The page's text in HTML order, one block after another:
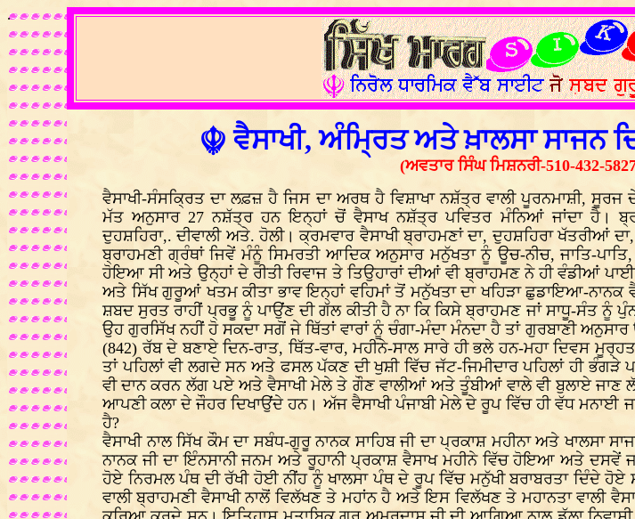
.
☬ ਵੈਸਾਖੀ, ਅੰਮ੍ਰਿਤ ਅਤੇ ਖ਼ਾਲਸਾ ਸਾਜਨ
(ਅਵਤਾਰ ਸਿੰਘ ਮਿਸ਼ਨਰੀ-510-432-
ਵੈਸਾਖੀ-ਸੰਸਕ੍ਰਿਤ ਦਾ ਲਫ਼ਜ਼ ਹੈ ਜਿਸ ਦਾ ਅਰਥ ਹੈ ਵਿਸ਼ਾਖਾ ਨਸ਼ੱਤ੍ਰ ਵਾਲੀ ਪੂਰਨਮਾਸ਼ੀ, ਸੂਰਜ
ਮੱਤ ਅਨੁਸਾਰ 27 ਨਸ਼ੱਤ੍ਰ ਹਨ ਇਨ੍ਹਾਂ ਚੋਂ ਵੈਸਾਖ ਨਸ਼ੱਤ੍ਰ ਪਵਿਤਰ ਮੰਨਿਆਂ ਜਾਂਦਾ ਹੈ।
ਦੁਹਸ਼ਹਿਰਾ,. ਦੀਵਾਲੀ ਅਤੇ. ਹੋਲੀ। ਕ੍ਰਮਵਾਰ ਵੈਸਾਖੀ ਬ੍ਰਾਹਮਣਾਂ ਦਾ, ਦੁਹਸ਼ਹਿਰਾ ਖੱਤਰੀਆਂ
ਬ੍ਰਾਹਮਣੀ ਗ੍ਰੰਥਾਂ ਜਿਵੇਂ ਮੰਨੂੰ ਸਿਮਰਤੀ ਆਦਿਕ ਅਨੁਸਾਰ ਮਨੁੱਖਤਾ ਨੂੰ ਊਚ-ਨੀਚ, ਜਾਤਿ-
ਹੋਇਆ ਸੀ ਅਤੇ ਉਨ੍ਹਾਂ ਦੇ ਰੀਤੀ ਰਿਵਾਜ ਤੇ ਤਿਉਹਾਰਾਂ ਦੀਆਂ ਵੀ ਬ੍ਰਾਹਮਣ ਨੇ ਹੀ ਵੰਡੀਆਂ
ਅਤੇ ਸਿੱਖ ਗੁਰੂਆਂ ਖਤਮ ਕੀਤਾ ਭਾਵ ਇਨ੍ਹਾਂ ਵਹਿਮਾਂ ਤੋਂ ਮਨੁੱਖਤਾ ਦਾ ਖਹਿੜਾ ਛੁਡਾਇਆ-ਨਾਨਕ
ਸ਼ਬਦ ਸੁਰਤ ਰਾਹੀਂ ਪ੍ਰਭੂ ਨੂੰ ਪਾਉਂਣ ਦੀ ਗੱਲ ਕੀਤੀ ਹੈ ਨਾ ਕਿ ਕਿਸੇ ਬ੍ਰਾਹਮਣ ਜਾਂ ਸਾਧੂ-ਸੰਤ ਨੂੰ
ਉਹ ਗੁਰਸਿੱਖ ਨਹੀਂ ਹੋ ਸਕਦਾ ਸਗੋਂ ਜੇ ਥਿੱਤਾਂ ਵਾਰਾਂ ਨੂੰ ਚੰਗਾ-ਮੰਦਾ ਮੰਨਦਾ ਹੈ ਤਾਂ ਗੁਰਬਾਣੀ
(842) ਰੱਬ ਦੇ ਬਣਾਏ ਦਿਨ-ਰਾਤ, ਥਿੱਤ-ਵਾਰ, ਮਹੀਨੇ-ਸਾਲ ਸਾਰੇ ਹੀ ਭਲੇ ਹਨ-ਮਹਾ ਦਿਵਸ
ਤਾਂ ਪਹਿਲਾਂ ਵੀ ਲਗਦੇ ਸਨ ਅਤੇ ਫਸਲ ਪੱਕਣ ਦੀ ਖੁਸ਼ੀ ਵਿੱਚ ਜੱਟ-ਜਿਮੀਦਾਰ ਪਹਿਲਾਂ ਹੀ
ਵੀ ਦਾਨ ਕਰਨ ਲੱਗ ਪਏ ਅਤੇ ਵੈਸਾਖੀ ਮੇਲੇ ਤੇ ਗੌਣ ਵਾਲੀਆਂ ਅਤੇ ਤੂੰਬੀਆਂ ਵਾਲੇ ਵੀ ਬੁਲਾਏ
ਆਪਣੀ ਕਲਾ ਦੇ ਜੌਹਰ ਦਿਖਾਉਂਦੇ ਹਨ। ਅੱਜ ਵੈਸਾਖੀ ਪੰਜਾਬੀ ਮੇਲੇ ਦੇ ਰੂਪ ਵਿੱਚ ਹੀ ਵੱਧ ਮਨਾਈ
ਹੈ?
ਵੈਸਾਖੀ ਨਾਲ ਸਿੱਖ ਕੌਮ ਦਾ ਸਬੰਧ-ਗੁਰੂ ਨਾਨਕ ਸਾਹਿਬ ਜੀ ਦਾ ਪ੍ਰਕਾਸ਼ ਮਹੀਨਾ ਅਤੇ ਖਾਲਸਾ
ਨਾਨਕ ਜੀ ਦਾ ਇੰਨਸਾਨੀ ਜਨਮ ਅਤੇ ਰੂਹਾਨੀ ਪ੍ਰਕਾਸ਼ ਵੈਸਾਖ ਮਹੀਨੇ ਵਿੱਚ ਹੋਇਆ ਅਤੇ
ਹੋਏ ਨਿਰਮਲ ਪੰਥ ਦੀ ਰੱਖੀ ਹੋਈ ਨੀਂਹ ਨੂੰ ਖਾਲਸਾ ਪੰਥ ਦੇ ਰੂਪ ਵਿੱਚ ਮਨੁੱਖੀ ਬਰਾਬਰਤਾ ਦਿੰਦੇ ਹੋਏ
ਵਾਲੀ ਬ੍ਰਾਹਮਣੀ ਵੈਸਾਖੀ ਨਾਲੋਂ ਵਿਲੱਖਣ ਤੇ ਮਹਾਂਨ ਹੈ ਅਤੇ ਇਸ ਵਿਲੱਖਣ ਤੇ ਮਹਾਨਤਾ ਵਾਲੀ